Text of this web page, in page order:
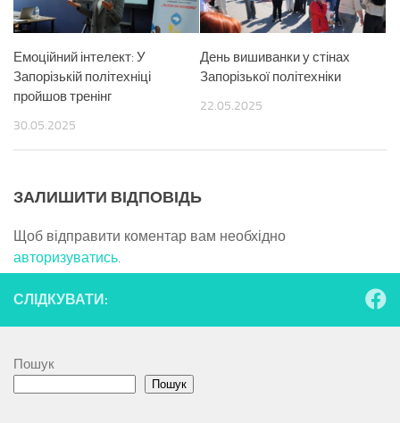
Емоційний інтелект: У
Запорізькій політехніці
пройшов тренінг
30.05.2025
День вишиванки у стінах
Запорізької політехніки
22.05.2025
ЗАЛИШИТИ ВІДПОВІДЬ
Щоб відправити коментар вам необхідно
авторизуватись.
СЛІДКУВАТИ:
Пошук
Пошук